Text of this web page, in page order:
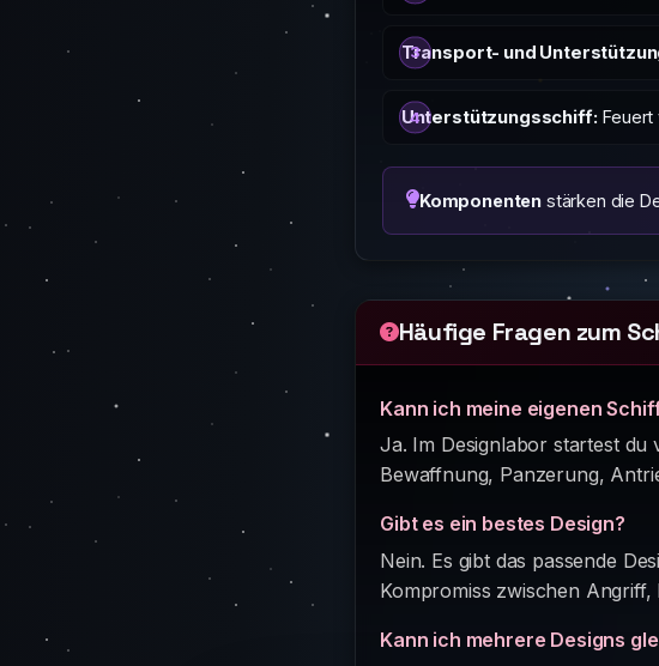
Transport- und
Unterstützungsschiff:
Komponenten stärken die
Häufige Fragen zum
Kann ich meine eigenen
Ja. Im Designlabor startest
Bewaffnung, Panzerung,
Gibt es ein bestes Design?
Nein. Es gibt das passende
Kompromiss zwischen
Kann ich mehrere Designs